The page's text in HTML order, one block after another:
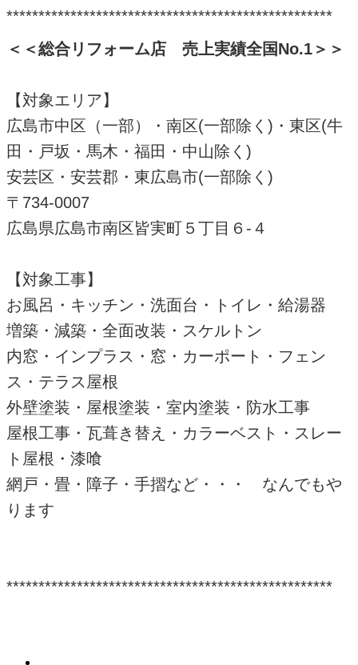
***************************************************
＜＜総合リフォーム店 売上実績全国No.1 ＞＞
【対象エリア】
広島市中区（一部）・南区(一部除く)・東区(牛
田・戸坂・馬木・福田・中山除く)
安芸区・安芸郡・東広島市(一部除く)
〒734-0007
広島県広島市南区皆実町５丁目６-４
【対象工事】
お風呂・キッチン・洗面台・トイレ・給湯器
増築・減築・全面改装・スケルトン
内窓・インプラス・窓・カーポート・フェン
ス・テラス屋根
外壁塗装・屋根塗装・室内塗装・防水工事
屋根工事・瓦葺き替え・カラーベスト・スレー
ト屋根・漆喰
網戸・畳・障子・手摺など・・・ なんでもや
ります
***************************************************